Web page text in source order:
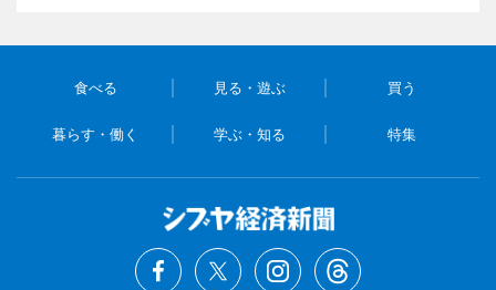
食べる 見る・遊ぶ 買う
暮らす・働く 学ぶ・知る 特集